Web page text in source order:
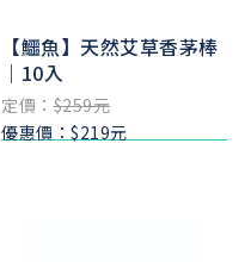
【鱷魚】天然艾草香茅棒
｜10入
定價：$259元
優惠價：$219元